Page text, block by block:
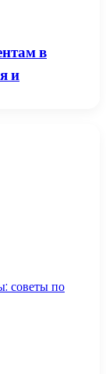
в
и
советы по